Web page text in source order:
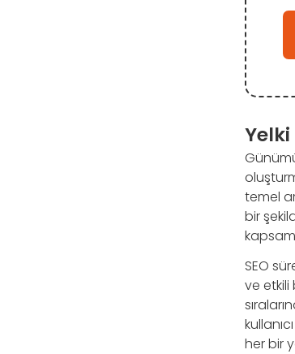
Yelki
temel
bir
SEO
ve etkili
her bir